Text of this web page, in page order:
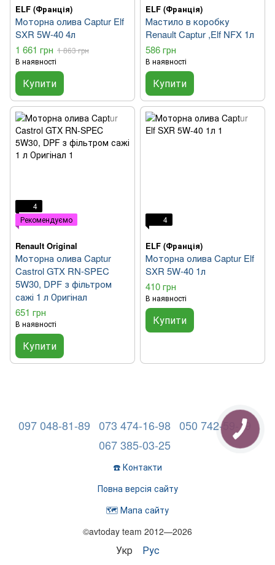
ELF (Франція)
Моторна олива Captur Elf
SXR 5W-40 4л
1 661 грн 1 863 грн
В наявності
Купити
ELF (Франція)
Мастило в коробку
Renault Captur ,Elf NFX 1л
586 грн
В наявності
Купити
4
Рекомендуємо
Renault Original
Моторна олива Captur
Castrol GTX RN-SPEC
5W30, DPF з фільтром
сажі 1 л Оригінал
651 грн
В наявності
Купити
4
ELF (Франція)
Моторна олива Captur Elf
SXR 5W-40 1л
410 грн
В наявності
Купити
097 048-81-89 073 474-16-98 050 742-59-19
067 385-03-25
☎️ Контакти
Повна версія сайту
🗺️ Мапа сайту
©avtoday team 2012—2026
Укр Рус